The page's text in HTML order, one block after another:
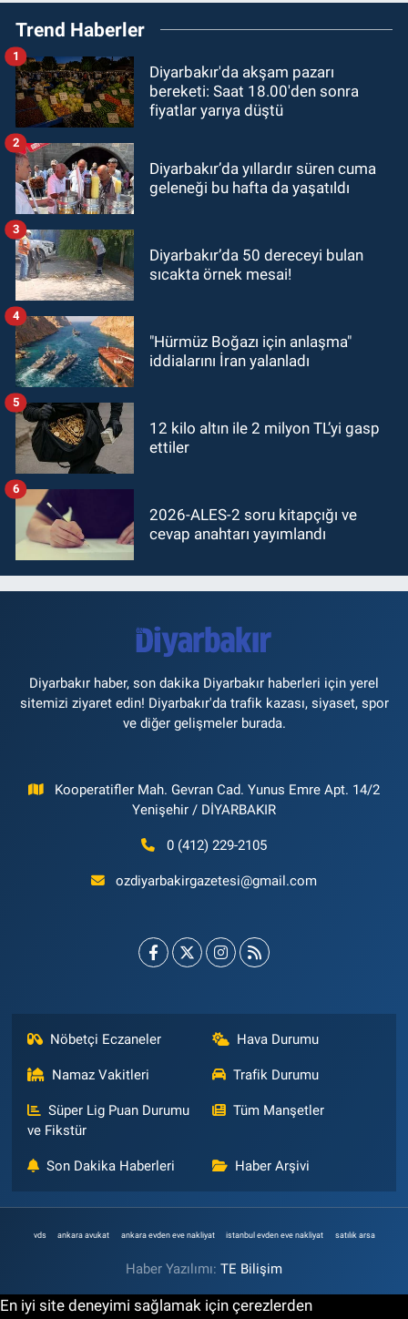
Trend Haberler
Diyarbakır'da akşam pazarı
bereketi: Saat 18.00'den sonra
fiyatlar yarıya düştü
1
Diyarbakır’da yıllardır süren cuma
geleneği bu hafta da yaşatıldı
2
Diyarbakır’da 50 dereceyi bulan
sıcakta örnek mesai!
3
"Hürmüz Boğazı için anlaşma"
iddialarını İran yalanladı
4
12 kilo altın ile 2 milyon TL’yi gasp
ettiler
5
2026-ALES-2 soru kitapçığı ve
cevap anahtarı yayımlandı
6
Diyarbakır haber, son dakika Diyarbakır haberleri için yerel
sitemizi ziyaret edin! Diyarbakır'da trafik kazası, siyaset, spor
ve diğer gelişmeler burada.
Kooperatifler Mah. Gevran Cad. Yunus Emre Apt. 14/2
Yenişehir / DİYARBAKIR
0 (412) 229-2105
ozdiyarbakirgazetesi@gmail.com
Nöbetçi Eczaneler Hava Durumu
Namaz Vakitleri Trafik Durumu
Süper Lig Puan Durumu
ve Fikstür
Tüm Manşetler
Son Dakika Haberleri Haber Arşivi
vds ankara avukat ankara evden eve nakliyat istanbul evden eve nakliyat satılık arsa
Haber Yazılımı: TE Bilişim
En iyi site deneyimi sağlamak için çerezlerden